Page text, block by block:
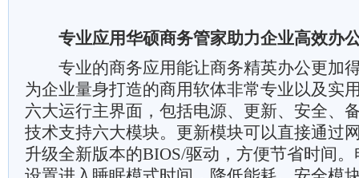
专业应用华硕商务管家助力企业高效办
专业的商务应用能让商务精英办公更加得
为企业量身打造的商用软体非常专业以及实
六大运行主界面，包括电源、更新、安全、
技术支持六大模块。更新模块可以直接通过
升级全新版本的BIOS/驱动，方便节省时间